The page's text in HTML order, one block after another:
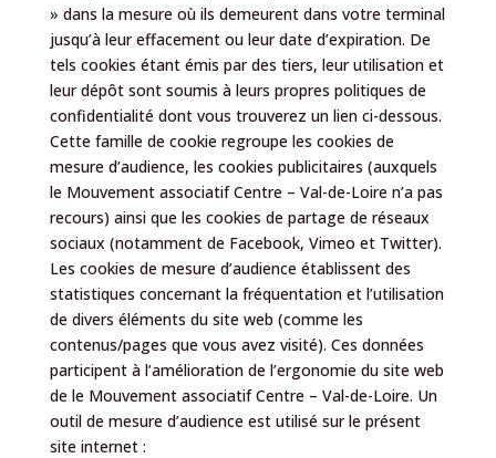
» dans la mesure où ils demeurent dans votre terminal
jusqu’à leur effacement ou leur date d’expiration. De
tels cookies étant émis par des tiers, leur utilisation et
leur dépôt sont soumis à leurs propres politiques de
confidentialité dont vous trouverez un lien ci-dessous.
Cette famille de cookie regroupe les cookies de
mesure d’audience, les cookies publicitaires (auxquels
le Mouvement associatif Centre – Val-de-Loire n’a pas
recours) ainsi que les cookies de partage de réseaux
sociaux (notamment de Facebook, Vimeo et Twitter).
Les cookies de mesure d’audience établissent des
statistiques concernant la fréquentation et l’utilisation
de divers éléments du site web (comme les
contenus/pages que vous avez visité). Ces données
participent à l’amélioration de l’ergonomie du site web
de le Mouvement associatif Centre – Val-de-Loire. Un
outil de mesure d’audience est utilisé sur le présent
site internet :